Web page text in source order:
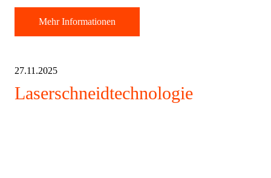
Mehr Informationen
27.11.2025
Laserschneidtechnologie